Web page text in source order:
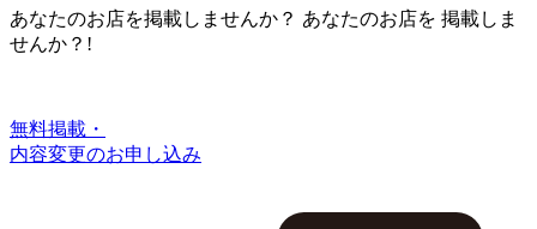
あなたのお店を掲載しませんか？ あなたのお店を 掲載しま
せんか？!
無料掲載・
内容変更のお申し込み